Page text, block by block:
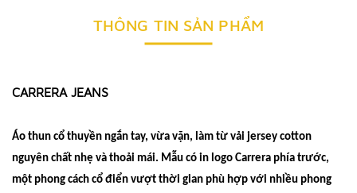
THÔNG TIN SẢN PHẨM
CARRERA JEANS
Áo thun cổ thuyền ngắn tay, vừa vặn, làm từ vải jersey cotton
nguyên chất nhẹ và thoải mái. Mẫu có in logo Carrera phía trước,
một phong cách cổ điển vượt thời gian phù hợp với nhiều phong